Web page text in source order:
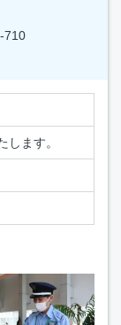
710
します。